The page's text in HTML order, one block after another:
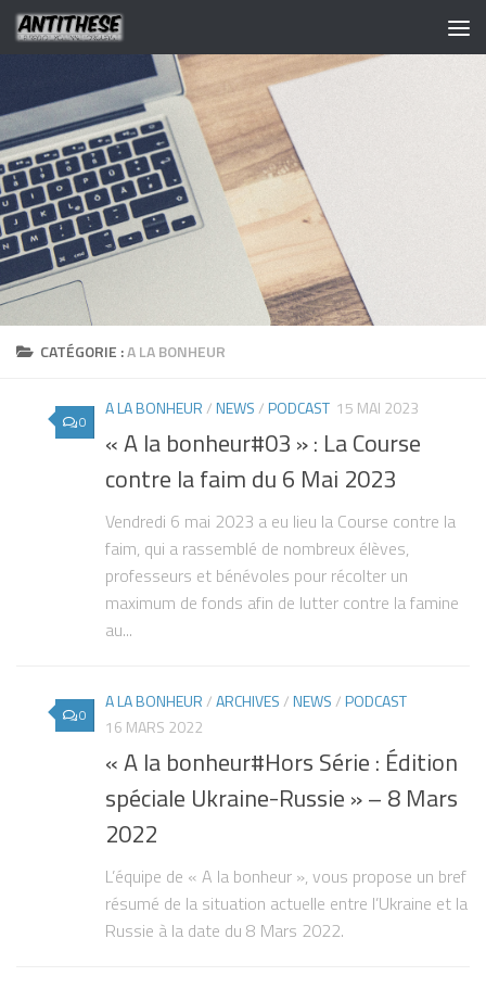
CATÉGORIE :A LA BONHEUR
0
A LA BONHEUR/NEWS/PODCAST 15 MAI 2023
« A la bonheur#03 » : La Course
contre la faim du 6 Mai 2023
Vendredi 6 mai 2023 a eu lieu la Course contre la
faim, qui a rassemblé de nombreux élèves,
professeurs et bénévoles pour récolter un
maximum de fonds afin de lutter contre la famine
au...
0
A LA BONHEUR/ARCHIVES/NEWS/PODCAST
16 MARS 2022
« A la bonheur#Hors Série : Édition
spéciale Ukraine-Russie » – 8 Mars
2022
L’équipe de « A la bonheur », vous propose un bref
résumé de la situation actuelle entre l’Ukraine et la
Russie à la date du 8 Mars 2022.